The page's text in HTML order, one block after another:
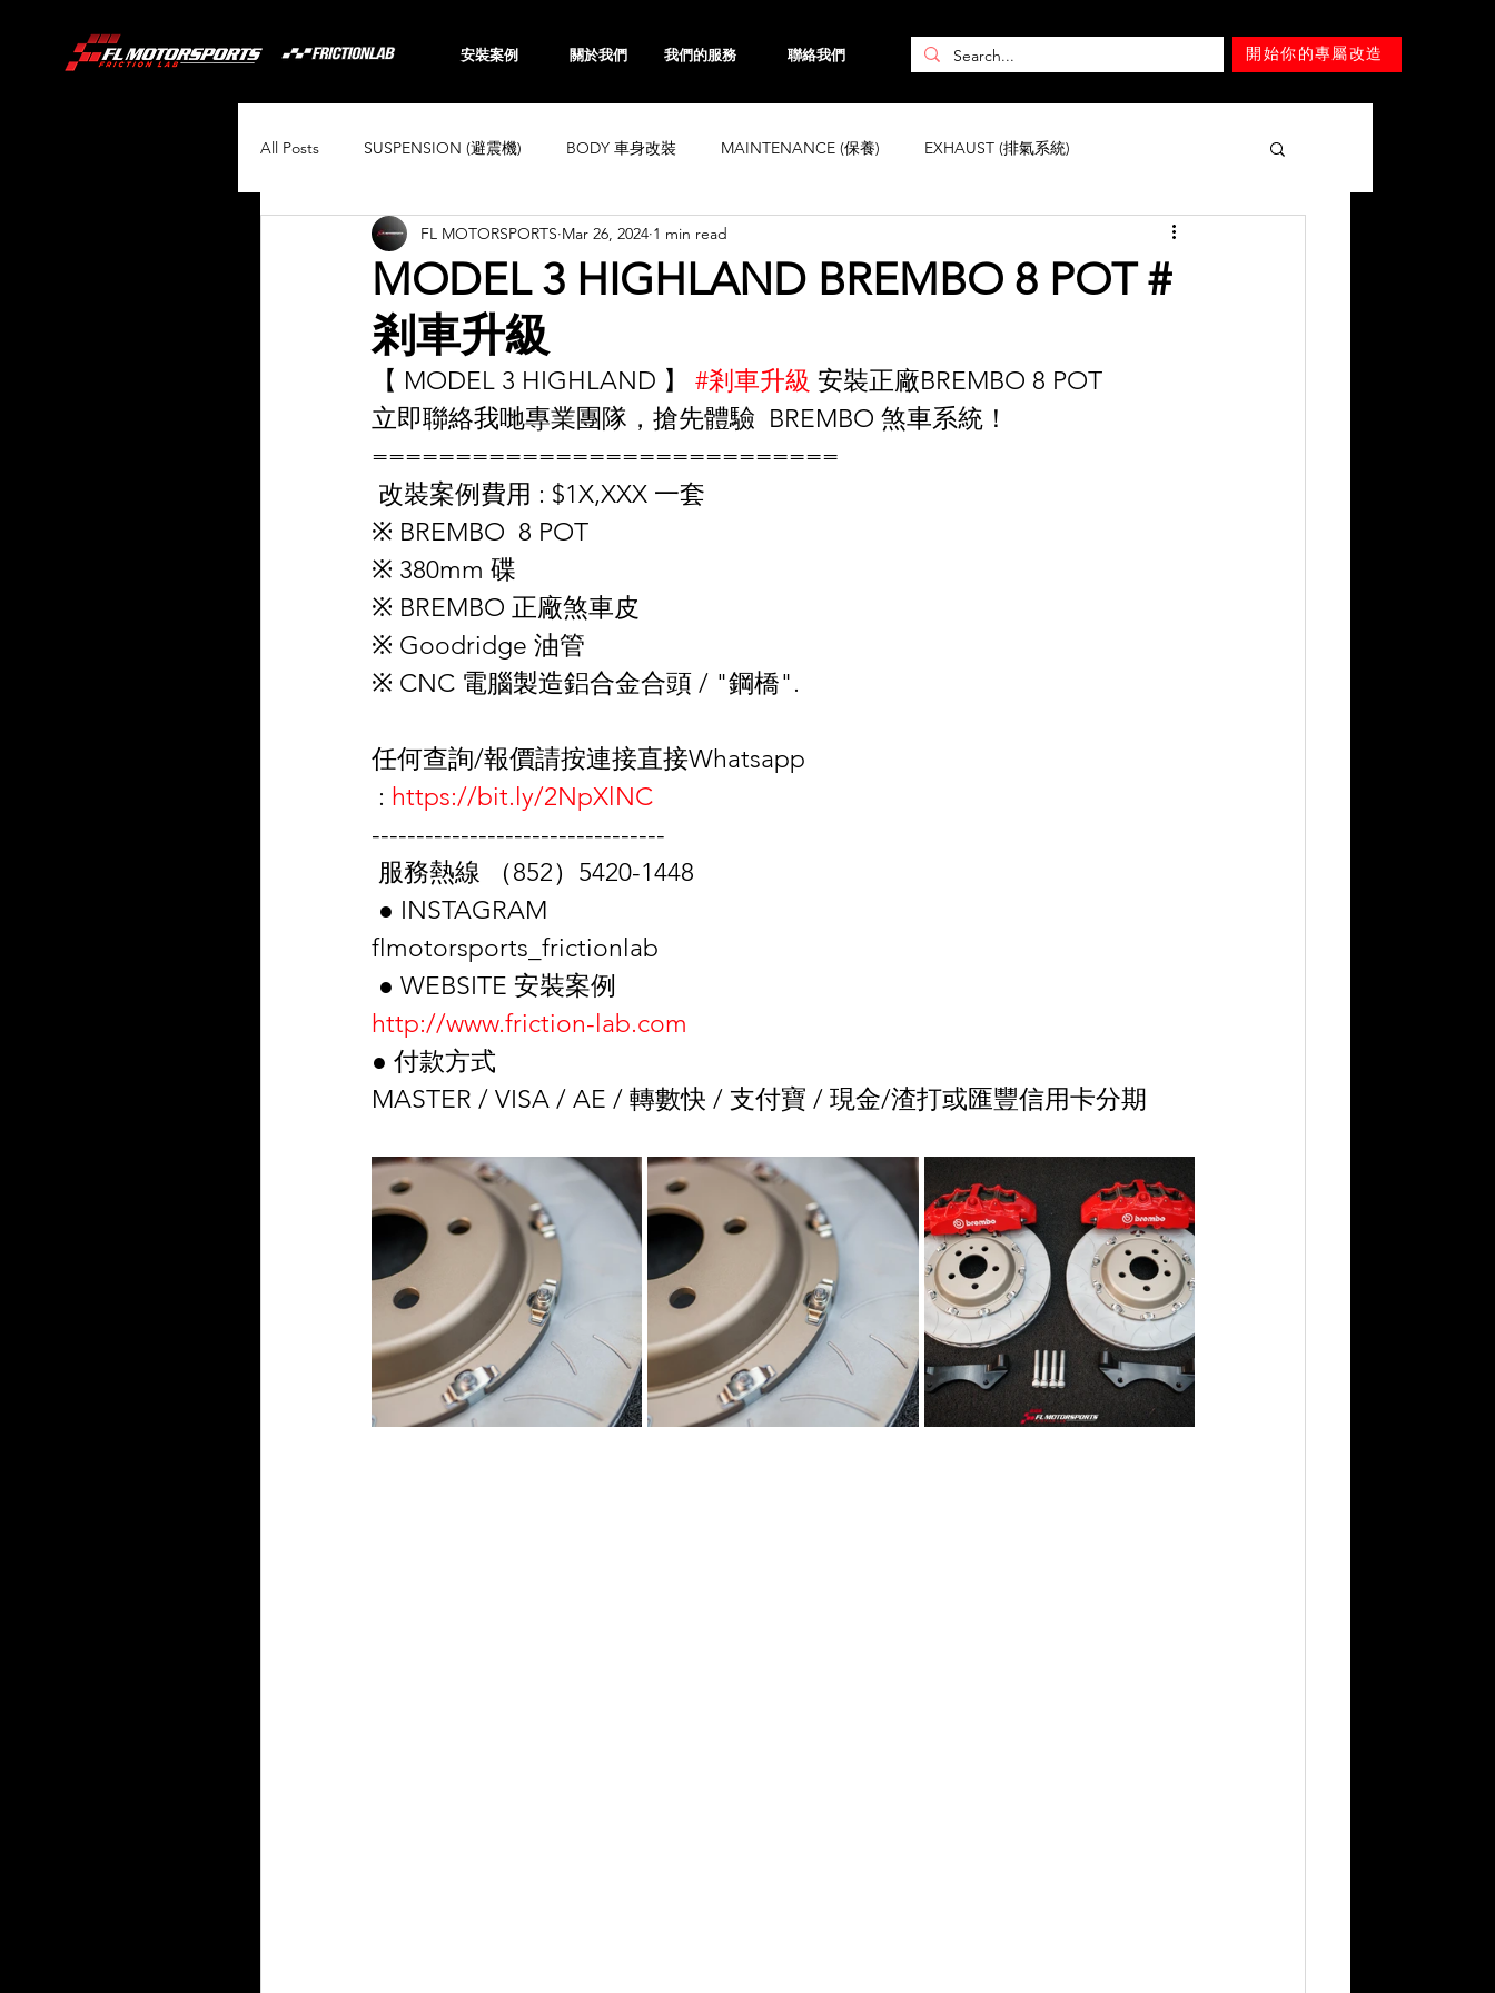
安裝案例 關於我們 我們的服務 聯絡我們 開始你的專屬改造
All Posts SUSPENSION (避震機) BODY 車身改裝 MAINTENANCE (保養) EXHAUST (排氣系統)
BRAKING (煞車系統) CHASSIS 車身強化 WHEELS 鈴 Mercedes-Benz
BMW Toyota
Volkswagen Land Rover Kia MAZDA Volvo Jaguar Mitsubishi
MODEL 3 HIGHLAND BREMBO 8 POT #
剎車升級
FL MOTORSPORTS Mar 26, 2024 1 min read
【 MODEL 3 HIGHLAND 】 #剎車升級 安裝正廠BREMBO 8 POT
立即聯絡我哋專業團隊，搶先體驗  BREMBO 煞車系統！
============================
改裝案例費用 : $1X,XXX 一套
※ BREMBO  8 POT
※ 380mm 碟
※ BREMBO 正廠煞車皮
※ Goodridge 油管
※ CNC 電腦製造鋁合金合頭 / "鋼橋".
任何查詢/報價請按連接直接Whatsapp
: https://bit.ly/2NpXlNC
---------------------------------
服務熱線 （852）5420-1448
● INSTAGRAM
flmotorsports_frictionlab
● WEBSITE 安裝案例
http://www.friction-lab.com
● 付款方式
MASTER / VISA / AE / 轉數快 / 支付寶 / 現金/渣打或匯豐信用卡分期